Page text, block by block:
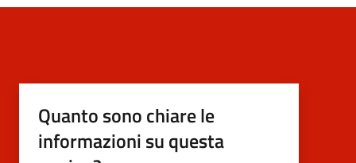
Quanto sono chiare le
informazioni su questa